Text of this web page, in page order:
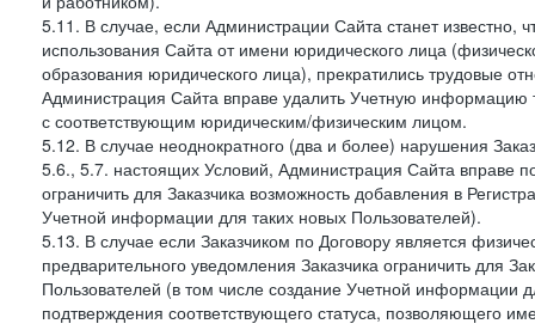
5.11. В случае, если Администрации Сайта станет
использования Сайта от имени юридического лица
образования юридического лица), прекратились трудовые
Администрация Сайта вправе удалить Учетную информацию
с соответствующим юридическим/физическим лицом.
5.12. В случае неоднократного (два и более) нарушения
5.6., 5.7. настоящих Условий, Администрация Сайта вправе
ограничить для Заказчика возможность добавления в
Учетной информации для таких новых Пользователей).
5.13. В случае если Заказчиком по Договору является
предварительного уведомления Заказчика ограничить для
Пользователей (в том числе создание Учетной информации
подтверждения соответствующего статуса, позволяющего